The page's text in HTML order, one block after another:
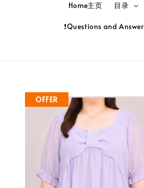
Home主页 目录
❗Questions and
OFFER